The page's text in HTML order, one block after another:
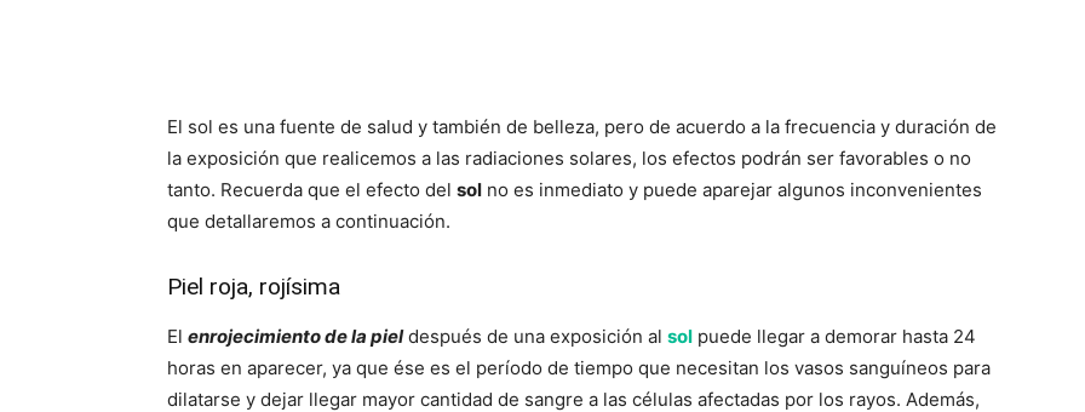
El sol es una fuente de salud y también de belleza, pero de acuerdo a la frecuencia y duración de
la exposición que realicemos a las radiaciones solares, los efectos podrán ser favorables o no
tanto. Recuerda que el efecto del sol no es inmediato y puede aparejar algunos inconvenientes
que detallaremos a continuación.
Piel roja, rojísima
El enrojecimiento de la pieldespués de una exposición al sol puede llegar a demorar hasta 24
horas en aparecer, ya que ése es el período de tiempo que necesitan los vasos sanguíneos para
dilatarse y dejar llegar mayor cantidad de sangre a las células afectadas por los rayos. Además,